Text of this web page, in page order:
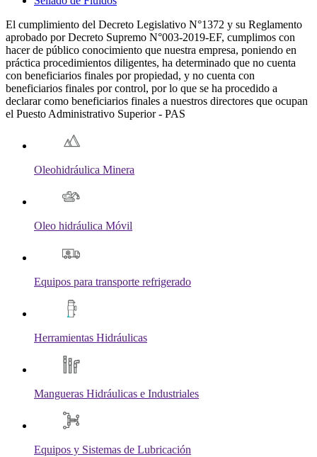
El cumplimiento del Decreto Legislativo N°1372 y su Reglamento
aprobado por Decreto Supremo N°003-2019-EF, cumplimos con
hacer de público conocimiento que nuestra empresa, poniendo en
práctica procedimientos diligentes, ha determinado que no cuenta
con beneficiarios finales por propiedad, y no cuenta con
beneficiarios finales por control, por lo que se ha procedido a
declarar como beneficiarios finales a nuestros directores que ocupan
el Puesto Administrativo Superior - PAS
Oleohidráulica Minera
Oleo hidráulica Móvil
Equipos para transporte refrigerado
Herramientas Hidráulicas
Mangueras Hidráulicas e Industriales
Equipos y Sistemas de Lubricación